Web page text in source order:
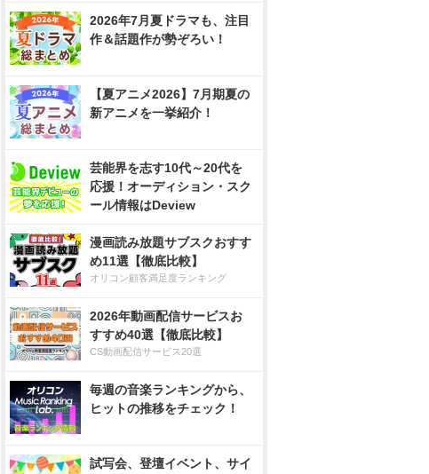
2026年7月夏ドラマも、注目
作＆話題作が勢ぞろい！
【夏アニメ2026】7月期夏の
新アニメを一挙紹介！
芸能界を志す10代～20代を
応援！オーディション・スク
ール情報はDeview
漫画読み放題サブスクおすす
め11選【徹底比較】
オリコン顧客満足度ランキング
2026年動画配信サービスお
すすめ40選【徹底比較】
CS動画配信サービス20選
毎週の音楽ランキングから、
ヒットの推移をチェック！
試写会、登壇イベント、サイ